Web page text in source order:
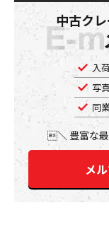
中古ク
入
写
同
豊富な
メ